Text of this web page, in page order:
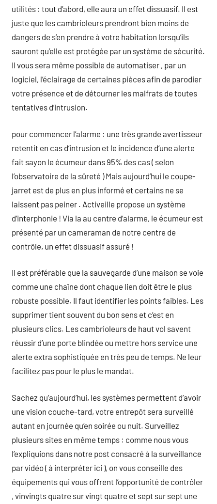
utilités : tout d’abord, elle aura un effet dissuasif. Il est
juste que les cambrioleurs prendront bien moins de
dangers de s’en prendre à votre habitation lorsqu’ils
sauront qu’elle est protégée par un système de sécurité.
Il vous sera même possible de automatiser , par un
logiciel, l’éclairage de certaines pièces afin de parodier
votre présence et de détourner les malfrats de toutes
tentatives d’intrusion.
pour commencer l’alarme : une très grande avertisseur
retentit en cas d’intrusion et le incidence d’une alerte
fait sayon le écumeur dans 95% des cas ( selon
l’observatoire de la sûreté ) Mais aujourd’hui le coupe-
jarret est de plus en plus informé et certains ne se
laissent pas peiner . Activeille propose un système
d’interphonie ! Via la au centre d’alarme, le écumeur est
présenté par un cameraman de notre centre de
contrôle, un effet dissuasif assuré !
Il est préférable que la sauvegarde d’une maison se voie
comme une chaîne dont chaque lien doit être le plus
robuste possible. Il faut identifier les points faibles. Les
supprimer tient souvent du bon sens et c’est en
plusieurs clics. Les cambrioleurs de haut vol savent
réussir d’une porte blindée ou mettre hors service une
alerte extra sophistiquée en très peu de temps. Ne leur
facilitez pas pour le plus le mandat.
Sachez qu’aujourd’hui, les systèmes permettent d’avoir
une vision couche-tard, votre entrepôt sera surveillé
autant en journée qu’en soirée ou nuit. Surveillez
plusieurs sites en même temps : comme nous vous
l’expliquions dans notre post consacré à la surveillance
par vidéo ( à interpréter ici ), on vous conseille des
équipements qui vous offrent l’opportunité de contrôler
, vinvingts quatre sur vingt quatre et sept sur sept une